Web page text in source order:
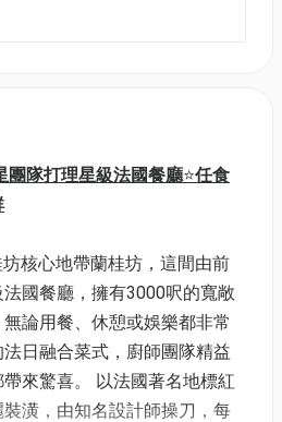
團隊打理星級法國餐廳⭐任食
坊核心地帶蘭桂坊，這間由前
國餐廳，擁有3000呎的寬敞
論用餐、休憩或娛樂都非常
日融合菜式，廚師團隊精益
來驚喜。 以法國著名地標紅
潢，由知名設計師操刀，每